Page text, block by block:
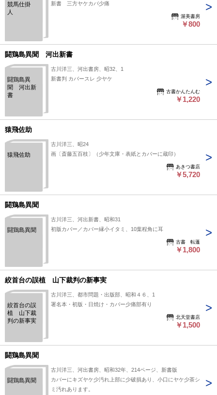
競馬仕掛
人
新書 三方ヤケカバ少痛
渥美書房
￥800
闘鶏島異聞 河出新書
闘鶏島異
聞 河出新
書
古川洋三、河出書房、昭32、1
新書判 カバースレ 少ヤケ
古書かんたんむ
￥1,220
猿飛佐助
猿飛佐助
古川洋三、昭24
画〔斎藤五百枝〕（少年文庫・表紙とカバーに蔵印）
あきつ書店
￥5,720
闘鶏島異聞
闘鶏島異聞
古川洋三、河出新書、昭和31
初版カバー／カバー縁小イタミ、10葉程角に耳
古書 転蓬
￥1,800
絞首台の誤植 山下裁判の新事実
絞首台の誤
植 山下裁
判の新事実
古川洋三、都市問題・出版部、昭和４６、1
署名本・初版・日焼け・カバー少痛部有り
北天堂書店
￥1,500
闘鶏島異聞
闘鶏島異聞
古川洋三、河出書房、昭和32年、214ページ、新書版
カバーにキズヤケ少汚れ上部に少破損あり、小口にヤケ少茶シ
ミ汚れあります。